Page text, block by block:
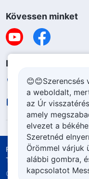
Kövessen minket
Lépjen kapcsolatba
+36-70-207-6063
Felhasználási feltételek
Tulajdonjog elismerése
Copyright © 2026
😊😊Szerencsés
a weboldalt,
az Úr
amely
elvezet a
Szeretnéd
Örömmel várjuk
alábbi gombra,
kapcsolatot